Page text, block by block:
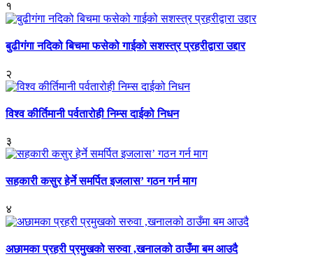
१
बुढीगंगा नदिको बिचमा फसेको गाईको सशस्त्र प्रहरीद्वारा उद्दार
२
विश्व कीर्तिमानी पर्वतारोही निम्स दाईको निधन
३
सहकारी कसुर हेर्ने समर्पित इजलास’ गठन गर्न माग
४
अछामका प्रहरी प्रमुखको सरुवा ,खनालको ठाउँमा बम आउदै